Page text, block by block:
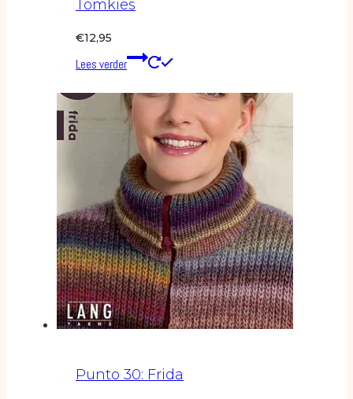
Tomkies
€12,95
Lees verder
Punto 30: Frida